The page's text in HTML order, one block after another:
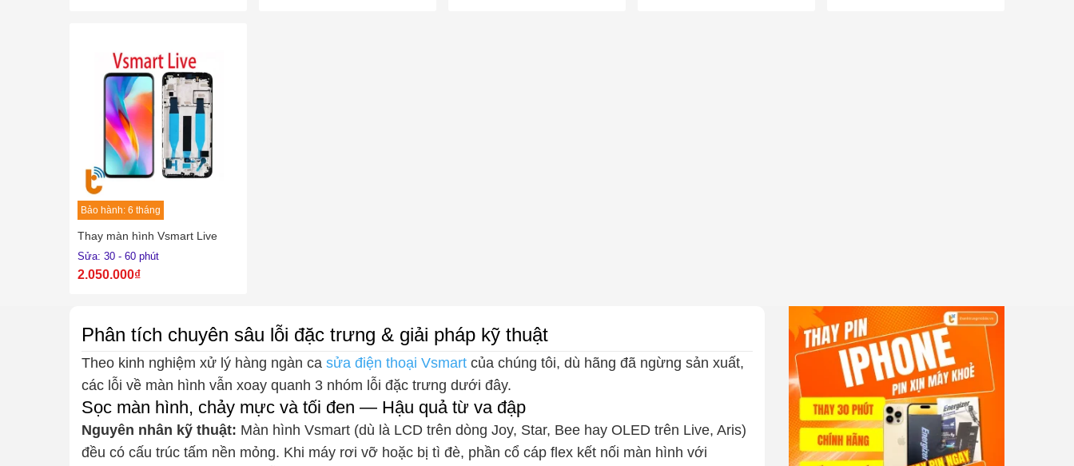
Bảo hành: 6 tháng
Thay màn hình Vsmart Live
Sửa: 30 - 60 phút
2.050.000₫
Phân tích chuyên sâu lỗi đặc trưng & giải pháp kỹ thuật
Theo kinh nghiệm xử lý hàng ngàn ca sửa điện thoại Vsmart của chúng tôi, dù hãng đã ngừng sản xuất,
các lỗi về màn hình vẫn xoay quanh 3 nhóm lỗi đặc trưng dưới đây.
Sọc màn hình, chảy mực và tối đen — Hậu quả từ va đập
Nguyên nhân kỹ thuật: Màn hình Vsmart (dù là LCD trên dòng Joy, Star, Bee hay OLED trên Live, Aris)
đều có cấu trúc tấm nền mỏng. Khi máy rơi vỡ hoặc bị tì đè, phần cổ cáp flex kết nối màn hình với